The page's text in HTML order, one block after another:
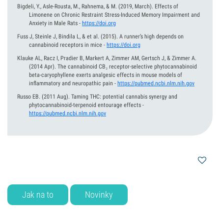
Bigdeli, Y., Asle-Rousta, M., Rahnema, & M. (2019, March). Effects of
Limonene on Chronic Restraint Stress-Induced Memory Impairment and
Anxiety in Male Rats - https://doi.org
Fuss J, Steinle J, Bindila L, & et al. (2015). A runner’s high depends on
cannabinoid receptors in mice - https://doi.org
Klauke AL, Racz I, Pradier B, Markert A, Zimmer AM, Gertsch J, & Zimmer A.
(2014 Apr). The cannabinoid CB₂ receptor-selective phytocannabinoid
beta-caryophyllene exerts analgesic effects in mouse models of
inflammatory and neuropathic pain - https://pubmed.ncbi.nlm.nih.gov
Russo EB. (2011 Aug). Taming THC: potential cannabis synergy and
phytocannabinoid-terpenoid entourage effects -
https://pubmed.ncbi.nlm.nih.gov
Jak na to Novinky